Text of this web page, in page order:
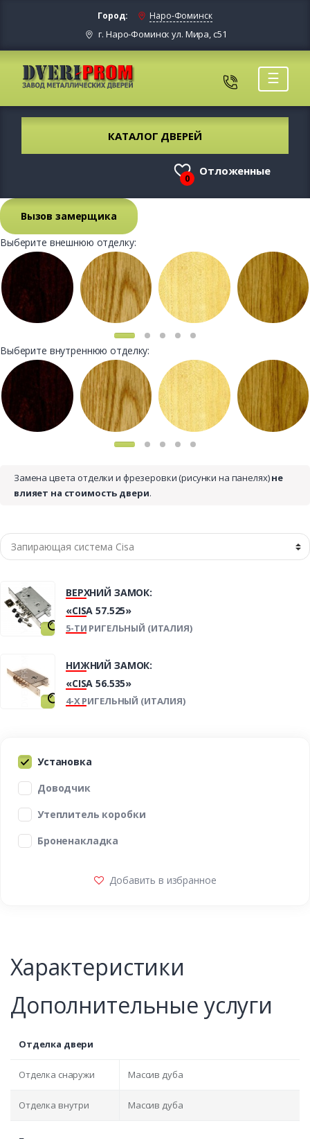
Город: Наро-Фоминск
г. Наро-Фоминск ул. Мира, с51
☰
КАТАЛОГ ДВЕРЕЙ
0
Отложенные
Вызов замерщика
Выберите внешнюю отделку:
Выберите внутреннюю отделку:
Замена цвета отделки и фрезеровки (рисунки на панелях)не
влияет на стоимость двери.
ВЕРХНИЙ ЗАМОК:
«CISA 57.525»
5-ТИ РИГЕЛЬНЫЙ (ИТАЛИЯ)
НИЖНИЙ ЗАМОК:
«CISA 56.535»
4-Х РИГЕЛЬНЫЙ (ИТАЛИЯ)
Установка
Доводчик
Утеплитель коробки
Броненакладка
Добавить в избранное
Характеристики
Дополнительные услуги
Отделка двери
Отделка снаружи Массив дуба
Отделка внутри Массив дуба